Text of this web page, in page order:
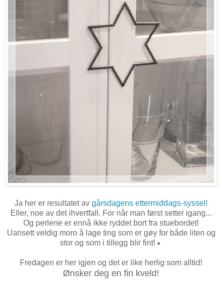
Ja her er resultatet av gårsdagens ettermiddags-syssel!
Eller, noe av det ihvertfall. For når man først setter igang...
Og perlene er ennå ikke ryddet bort fra stuebordet!
Uansett veldig moro å lage ting som er gøy for både liten og
stor og som i tillegg blir fint!♥
Fredagen er her igjen og det er like herlig som alltid!
Ønsker deg en fin kveld!